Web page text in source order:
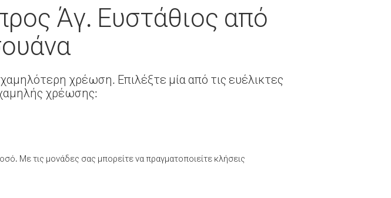
Άγ. Ευστάθιος από
χρέωση. Επιλέξτε μία από τις ευέλικτες
χρέωσης:
Με τις μονάδες σας μπορείτε να πραγματοποιείτε κλήσεις